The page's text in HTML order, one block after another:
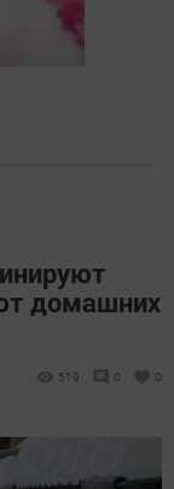
домашних
519 0 0